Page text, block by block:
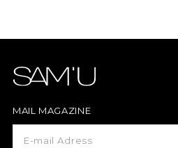
MAIL MAGAZINE